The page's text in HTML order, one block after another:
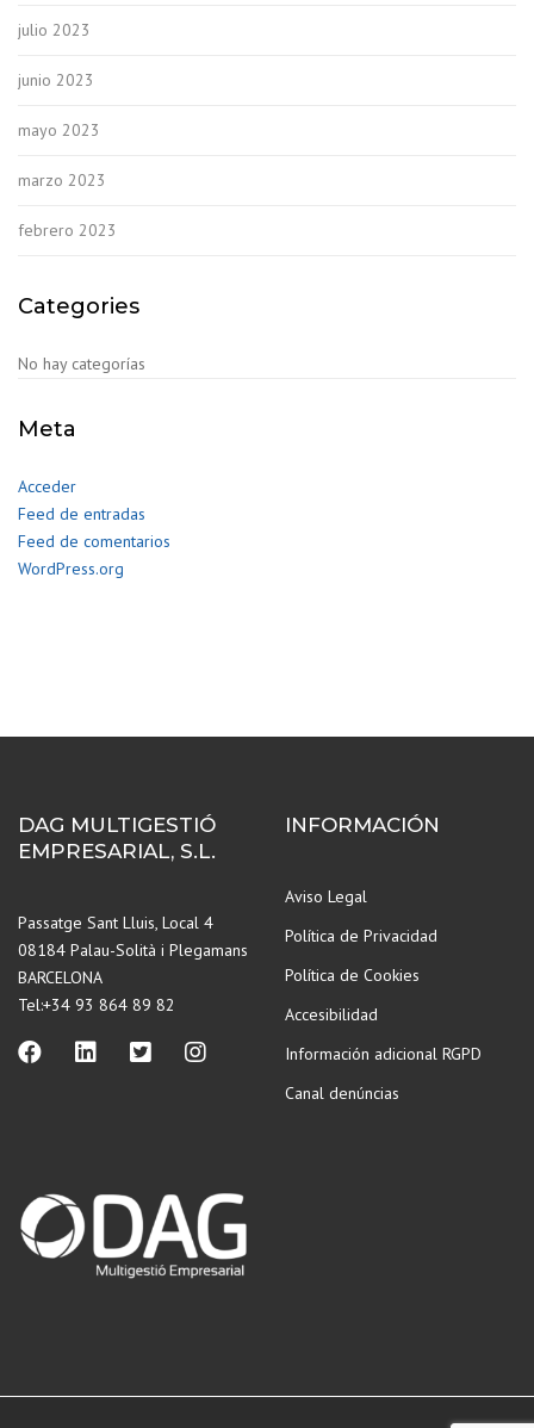
julio 2023
junio 2023
mayo 2023
marzo 2023
febrero 2023
Categories
No hay categorías
Meta
Acceder
Feed de entradas
Feed de comentarios
WordPress.org
DAG MULTIGESTIÓ
EMPRESARIAL, S.L.
Passatge Sant Lluis, Local 4
08184 Palau-Solità i Plegamans
BARCELONA
Tel:+34 93 864 89 82
INFORMACIÓN
Aviso Legal
Política de Privacidad
Política de Cookies
Accesibilidad
Información adicional RGPD
Canal denúncias